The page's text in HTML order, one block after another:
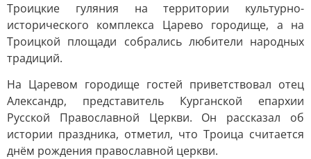
Троицкие гуляния на территории культурно-
исторического комплекса Царево городище, а на
Троицкой площади собрались любители народных
традиций.
На Царевом городище гостей приветствовал отец
Александр, представитель Курганской епархии
Русской Православной Церкви. Он рассказал об
истории праздника, отметил, что Троица считается
днём рождения православной церкви.